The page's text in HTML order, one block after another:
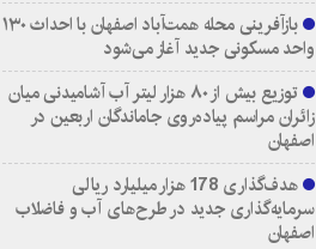
بازآفرینی محله همت‌آباد اصفهان با احداث ۱۳۰
واحد مسکونی جدید آغاز می‌شود
توزیع بیش از ۸۰ هزار لیتر آب آشامیدنی میان
زائران مراسم پیاده‌روی جاماندگان اربعین در
اصفهان
هدف‌گذاری 178 هزار میلیارد ریالی
سرمایه‌گذاری جدید در طرح‌های آب و فاضلاب
اصفهان